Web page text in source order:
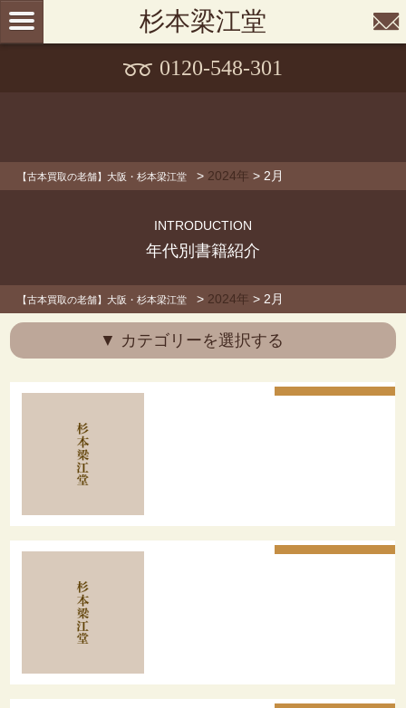
杉本梁江堂
0120-548-301
【古本買取の老舗】大阪・杉本梁江堂 > 2024年 > 2月
INTRODUCTION
年代別書籍紹介
【古本買取の老舗】大阪・杉本梁江堂 > 2024年 > 2月
▼ カテゴリーを選択する